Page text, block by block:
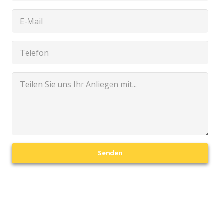
Senden